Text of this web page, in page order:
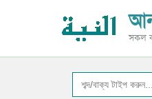
সকল
Search
for:
ই